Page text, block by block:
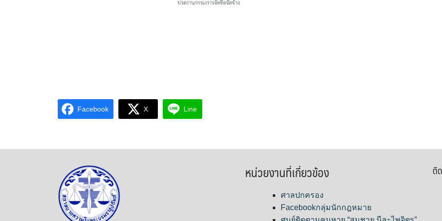
Facebook X Line
หน่วยงานที่เกี่ยวข้อง
ศาลปกครอง
Facebookกลุ่มนักกฎหมาย
ติ